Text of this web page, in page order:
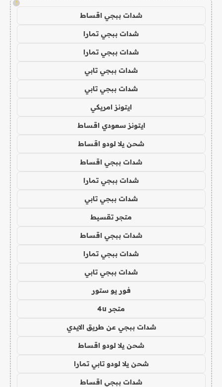
!
شدات ببجي اقساط
شدات ببجي تمارا
شدات ببجي تمارا
شدات ببجي تابي
شدات ببجي تابي
ايتونز امريكي
ايتونز سعودي اقساط
شحن يلا لودو اقساط
شدات ببجي اقساط
شدات ببجي تمارا
شدات ببجي تابي
متجر تقسيط
شدات ببجي اقساط
شدات ببجي تمارا
شدات ببجي تابي
فور يو ستور
متجر 4u
شدات ببجي عن طريق الايدي
شحن يلا لودو اقساط
شحن يلا لودو تابي تمارا
شدات ببجي اقساط